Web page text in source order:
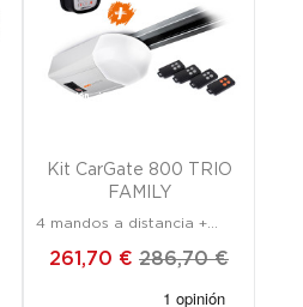
¡SOLO EN LÍNEA!
Promoción
Kit CarGate 800 TRIO
FAMILY
4 mandos a distancia +
teclado
261,70 € 286,70 €